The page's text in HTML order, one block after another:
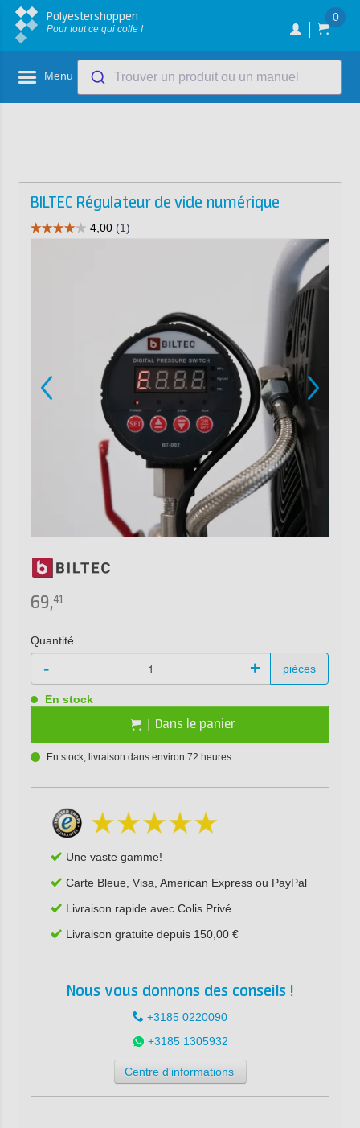
Polyestershoppen
Pour tout ce qui colle !
0
Menu Trouver un produit ou un manuel
BILTEC Régulateur de vide numérique
69,41
Quantité
- + pièces
En stock
Dans le panier
En stock, livraison dans environ 72 heures.
Une vaste gamme!
Carte Bleue, Visa, American Express ou PayPal
Livraison rapide avec Colis Privé
Livraison gratuite depuis 150,00 €
Nous vous donnons des conseils !
+3185 0220090
+3185 1305932
Centre d'informations